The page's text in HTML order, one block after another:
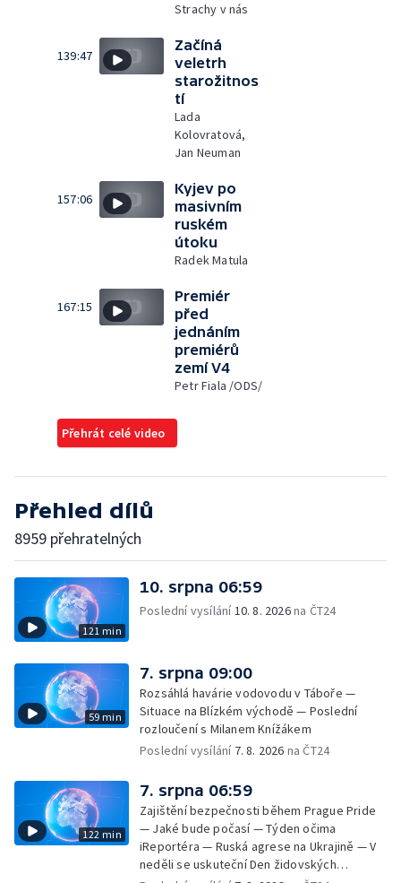
Strachy v nás
139:47
Začíná
veletrh
starožitnos
tí
Lada
Kolovratová,
Jan Neuman
157:06
Kyjev po
masivním
ruském
útoku
Radek Matula
167:15
Premiér
před
jednáním
premiérů
zemí V4
Petr Fiala /ODS/
Přehrát celé video
Přehled dílů
8959 přehratelných
121 min
10. srpna 06:59
Poslední vysílání10. 8. 2026na ČT24
59 min
7. srpna 09:00
Rozsáhlá havárie vodovodu v Táboře —
Situace na Blízkém východě — Poslední
rozloučení s Milanem Knížákem
Poslední vysílání 7. 8. 2026 na ČT24
122 min
7. srpna 06:59
Zajištění bezpečnosti během Prague Pride
— Jaké bude počasí — Týden očima
iReportéra — Ruská agrese na Ukrajině — V
neděli se uskuteční Den židovských